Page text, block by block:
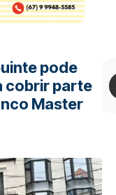
pode
cobrir parte
Master